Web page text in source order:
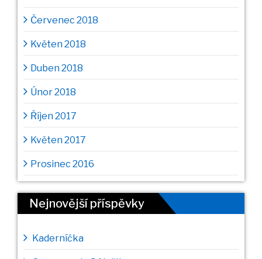
Červenec 2018
Květen 2018
Duben 2018
Únor 2018
Říjen 2017
Květen 2017
Prosinec 2016
Nejnovější příspěvky
Kaderníčka